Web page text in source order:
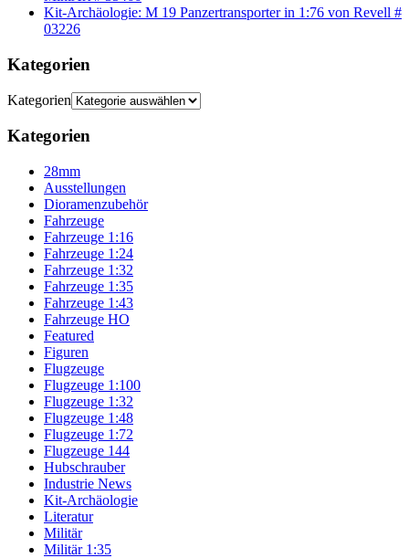
Kit-Archäologie: M 19 Panzertransporter in 1:76 von Revell #
03226
Kategorien
Kategorien
Kategorien
28mm
Ausstellungen
Dioramenzubehör
Fahrzeuge
Fahrzeuge 1:16
Fahrzeuge 1:24
Fahrzeuge 1:32
Fahrzeuge 1:35
Fahrzeuge 1:43
Fahrzeuge HO
Featured
Figuren
Flugzeuge
Flugzeuge 1:100
Flugzeuge 1:32
Flugzeuge 1:48
Flugzeuge 1:72
Flugzeuge 144
Hubschrauber
Industrie News
Kit-Archäologie
Literatur
Militär
Militär 1:35